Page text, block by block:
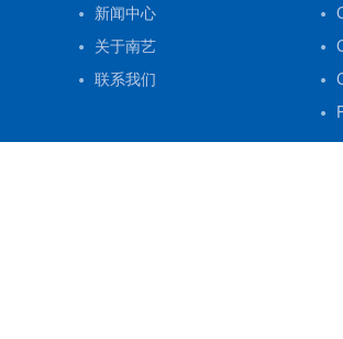
新闻中心
关于南艺
联系我们